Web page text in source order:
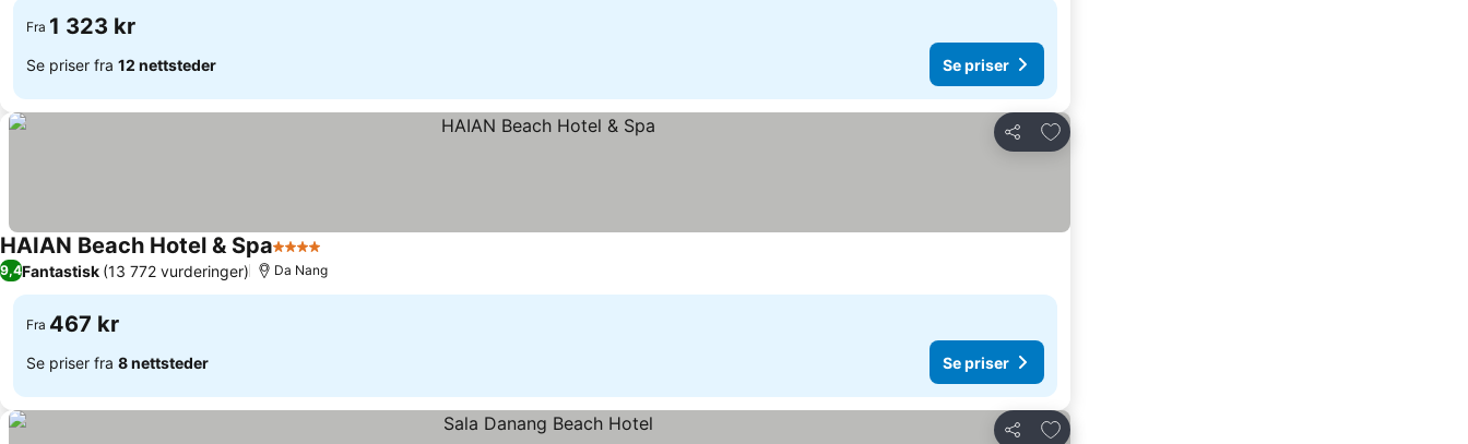
Fra 1 323 kr
Se priser fra 12 nettsteder Se priser
Del
Legg til i favoritter
HAIAN Beach Hotel & Spa4 Stjerner
9,4Fantastisk (13 772 vurderinger) Da Nang
Fra 467 kr
Se priser fra 8 nettsteder Se priser
Del
Legg til i favoritter